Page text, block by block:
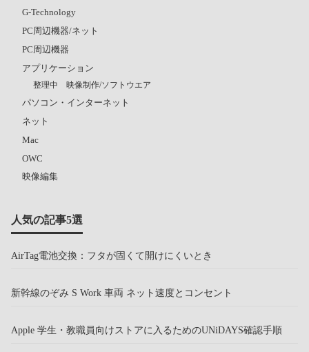
G-Technology
PC周辺機器/ネット
PC周辺機器
アプリケーション
整理中 映像制作/ソフトウエア
パソコン・インターネット
ネット
Mac
OWC
映像編集
人気の記事5選
AirTag電池交換：フタが固くて開けにくいとき
新幹線のぞみ S Work 車両 ネット速度とコンセント
Apple 学生・教職員向けストアに入るためのUNiDAYS確認手順